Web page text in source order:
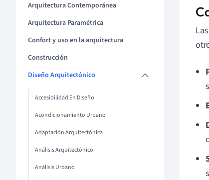
Arquitectura Contemporánea
Arquitectura Paramétrica
Confort y uso en la arquitectura
Construcción
Diseño Arquitectónico
Accesibilidad En Diseño
Acondicionamiento Urbano
Adaptación Arquitectónica
Análisis Arquitectónico
Análisis Urbano